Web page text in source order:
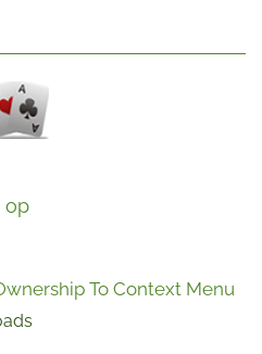
op
To Context Menu